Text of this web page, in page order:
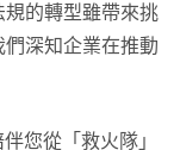
的轉型雖帶來挑
深知企業在推動
伴您從「救火隊」